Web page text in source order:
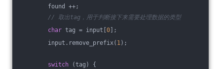
found ++;
// 取出tag，用于判断接下来需要处理数据的类型
char tag = input[ 0 ];
input.remove_prefix( 1);
switch (tag) {